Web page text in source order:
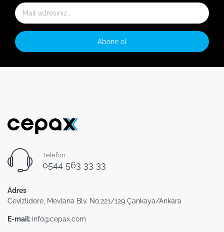
Abone ol
Telefon
0544 563 33 33
Adres
Cevizlidere, Mevlana Blv. No:221/129 Çankaya/Ankara
E-mail: info@cepax.com